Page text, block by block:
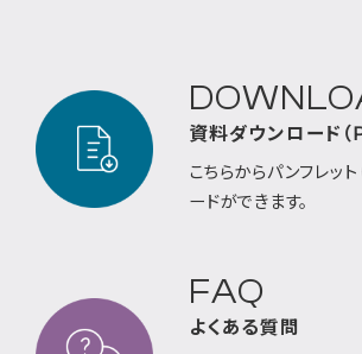
資料ダウンロード（
こちらからパンフレット
ードができます。
FAQ
よくある質問